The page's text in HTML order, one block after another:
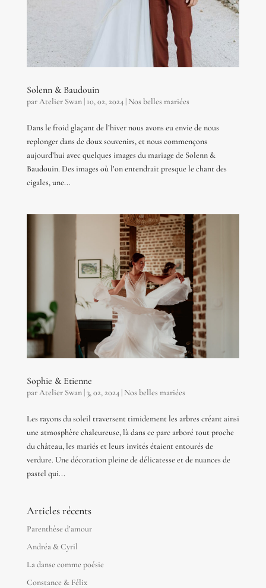
Solenn & Baudouin
parAtelier Swan| 10, 02, 2024| Nos belles mariées
Dans le froid glaçant de l’hiver nous avons eu envie de nous
replonger dans de doux souvenirs, et nous commençons
aujourd’hui avec quelques images du mariage de Solenn &
Baudouin. Des images où l’on entendrait presque le chant des
cigales, une...
Sophie & Etienne
parAtelier Swan|3, 02, 2024| Nos belles mariées
Les rayons du soleil traversent timidement les arbres créant ainsi
une atmosphère chaleureuse, là dans ce parc arboré tout proche
du château, les mariés et leurs invités étaient entourés de
verdure. Une décoration pleine de délicatesse et de nuances de
pastel qui...
Articles récents
Parenthèse d’amour
Andréa & Cyril
La danse comme poésie
Constance & Félix